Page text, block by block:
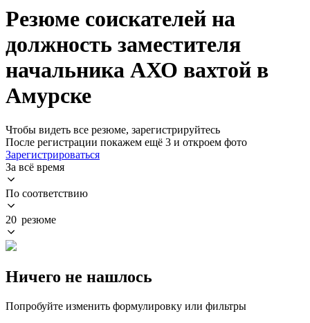
Резюме соискателей на
должность заместителя
начальника АХО вахтой в
Амурске
Чтобы видеть все резюме, зарегистрируйтесь
После регистрации покажем ещё 3 и откроем фото
Зарегистрироваться
За всё время
По соответствию
20 резюме
Ничего не нашлось
Попробуйте изменить формулировку или фильтры